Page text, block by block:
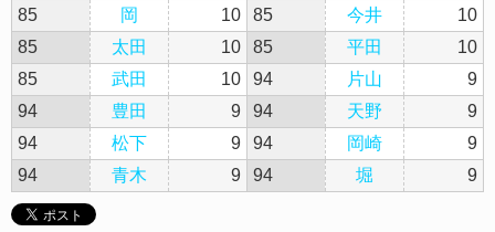
85
岡 10 85 今井
10
85
太田 10 85 平田
10
85
武田 10 94 片山
9
94
豊田 9 94 天野
9
94
松下 9 94 岡崎
9
94
青木 9 94 堀 9